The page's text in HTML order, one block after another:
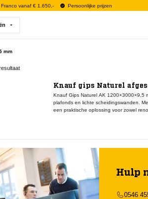
Franco vanaf € 1.650,- Persoonlijke prijzen
mm
Knauf gips Naturel
Knauf Gips Naturel AK 1200×3000×9,5
plafonds en lichte scheidingswanden.
een praktische oplossing voor zowel
bevestigd op houten of metalen
Hulp
0546